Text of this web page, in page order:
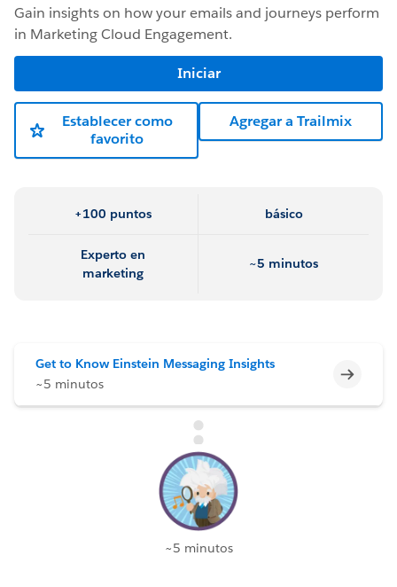
Gain insights on how your emails and journeys perform
in Marketing Cloud Engagement.
Iniciar
Establecer como
favorito
Agregar a Trailmix
+100 puntos básico
Experto en
marketing
~5 minutos
Get to Know Einstein Messaging Insights
~5 minutos
~5 minutos